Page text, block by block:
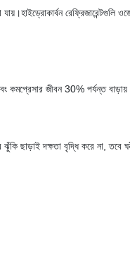
রেফ্রিজারেন্টগুলি
কমপ্রেসার জীবন 30% পর্যন্ত
ঝুঁকি ছাড়াই দক্ষতা বৃদ্ধি করে না, তবে